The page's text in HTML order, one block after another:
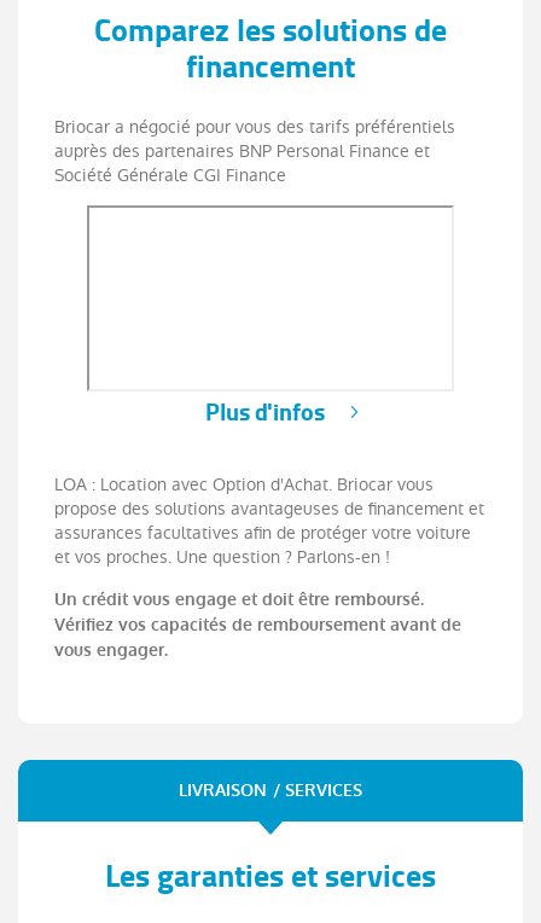
Comparez les solutions de
financement
Briocar a négocié pour vous des tarifs préférentiels
auprès des partenaires BNP Personal Finance et
Société Générale CGI Finance
Plus d'infos
LOA : Location avec Option d'Achat. Briocar vous
propose des solutions avantageuses de financement et
assurances facultatives afin de protéger votre voiture
et vos proches. Une question ? Parlons-en !
Un crédit vous engage et doit être remboursé.
Vérifiez vos capacités de remboursement avant de
vous engager.
LIVRAISON / SERVICES
Les garanties et services